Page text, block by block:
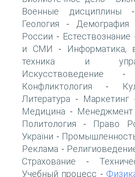
Военные дисциплины
Геология - Демография
России - Естествознание
и СМИ -
Информатика,
техника и
Искусствоведение
Конфликтология -
Литература - Маркетинг
Медицина - Менеджмент
Политология - Право
України -
Реклама -
Страхование -
Учебный процесс -